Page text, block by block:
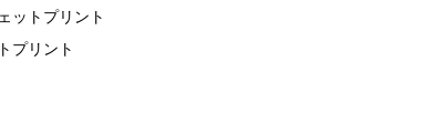
プリント